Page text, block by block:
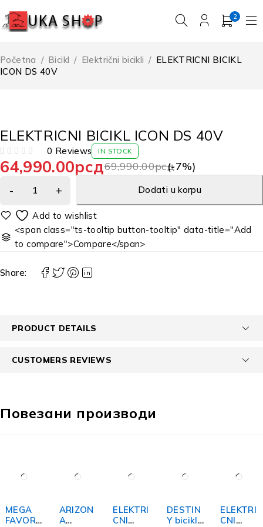
2
Početna / Bicikl / Električni bicikli / ELEKTRICNI BICIKL
ICON DS 40V
ELEKTRICNI BICIKL ICON DS 40V
0 Reviews IN STOCK
69,990.00рсд
64,990.00рсд (-7%)
Dodati u korpu
<span class="ts-tooltip button-tooltip" data-title="Add
to compare">Compare</span>
Share:
PRODUCT DETAILS
CUSTOMERS REVIEWS
Повезани производи
MEGA
FAVORI
ARIZON
A
ELEKTRI
CNI
DESTIN
Y bicikl
ELEKTRI
CNI